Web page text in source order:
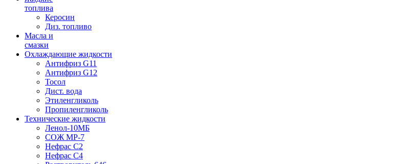
топлива
Керосин
Диз. топливо
Масла и
смазки
Охлаждающие жидкости
Антифриз G11
Антифриз G12
Тосол
Дист. вода
Этиленгликоль
Пропиленгликоль
Технические жидкости
Ленол-10МБ
СОЖ МР-7
Нефрас С2
Нефрас С4